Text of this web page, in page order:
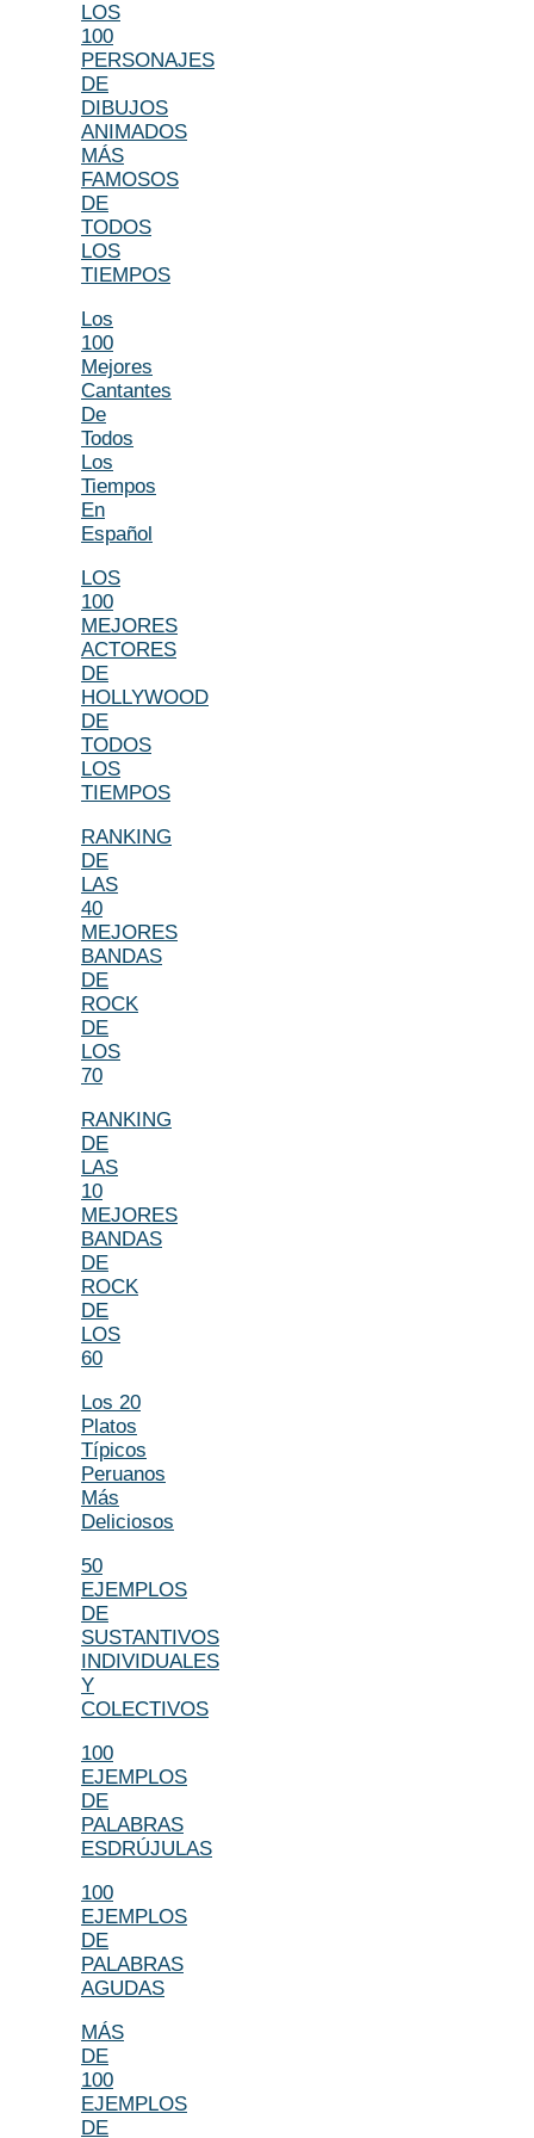
LOS
100
PERSONAJES
DE
DIBUJOS
ANIMADOS
MÁS
FAMOSOS
DE
TODOS
LOS
TIEMPOS
Los
100
Mejores
Cantantes
De
Todos
Los
Tiempos
En
Español
LOS
100
MEJORES
ACTORES
DE
HOLLYWOOD
DE
TODOS
LOS
TIEMPOS
RANKING
DE
LAS
40
MEJORES
BANDAS
DE
ROCK
DE
LOS
70
RANKING
DE
LAS
10
MEJORES
BANDAS
DE
ROCK
DE
LOS
60
Los 20
Platos
Típicos
Peruanos
Más
Deliciosos
50
EJEMPLOS
DE
SUSTANTIVOS
INDIVIDUALES
Y
COLECTIVOS
100
EJEMPLOS
DE
PALABRAS
ESDRÚJULAS
100
EJEMPLOS
DE
PALABRAS
AGUDAS
MÁS
DE
100
EJEMPLOS
DE